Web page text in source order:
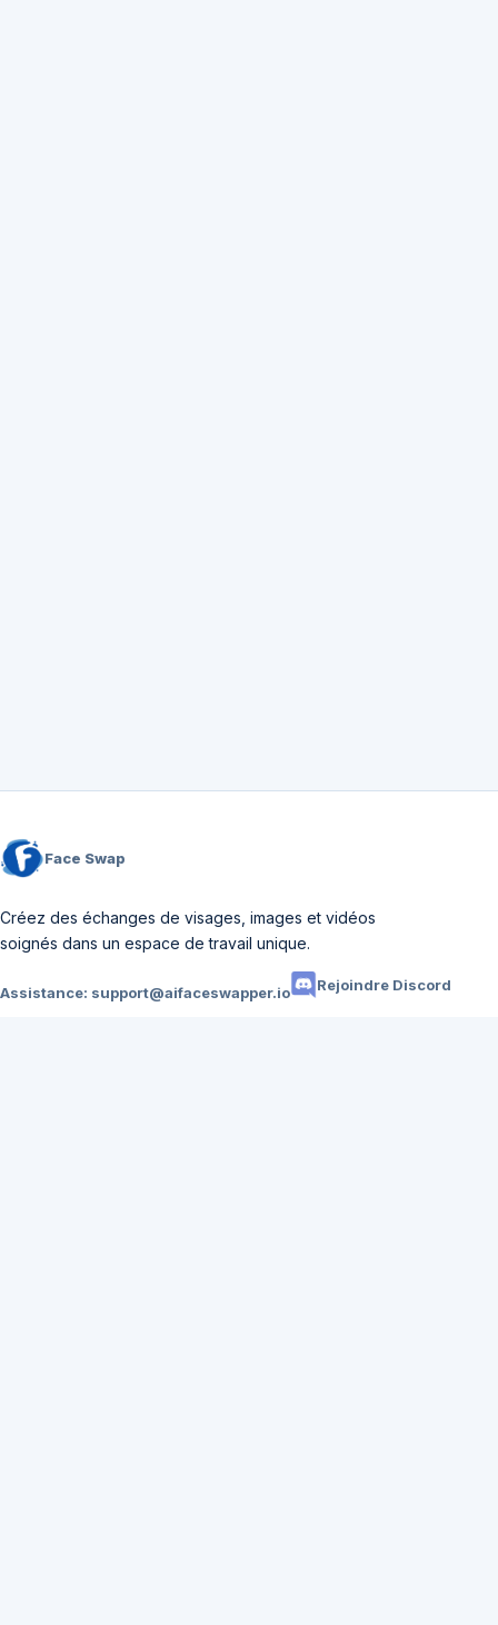
Face Swap
Créez des échanges de visages, images et vidéos
soignés dans un espace de travail unique.
Assistance: support@aifaceswapper.io Rejoindre Discord